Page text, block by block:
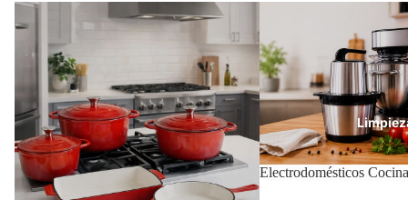
Ollas y Menaje Electrodomésticos Cocina
Electrodomésticos Cocina